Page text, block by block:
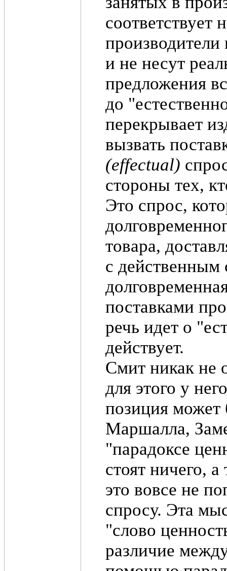
соответствует
и не несут
предложения
до
перекрывает
вызвать
(еffесtual)
стороны тех,
Это спрос,
товара,
с действенным
поставками
речь идет о
действует.
Смит никак не
для этого у
позиция
Маршалла,
"парадоксе
стоят ничего,
это вовсе не
спросу. Эта
"слово
различие